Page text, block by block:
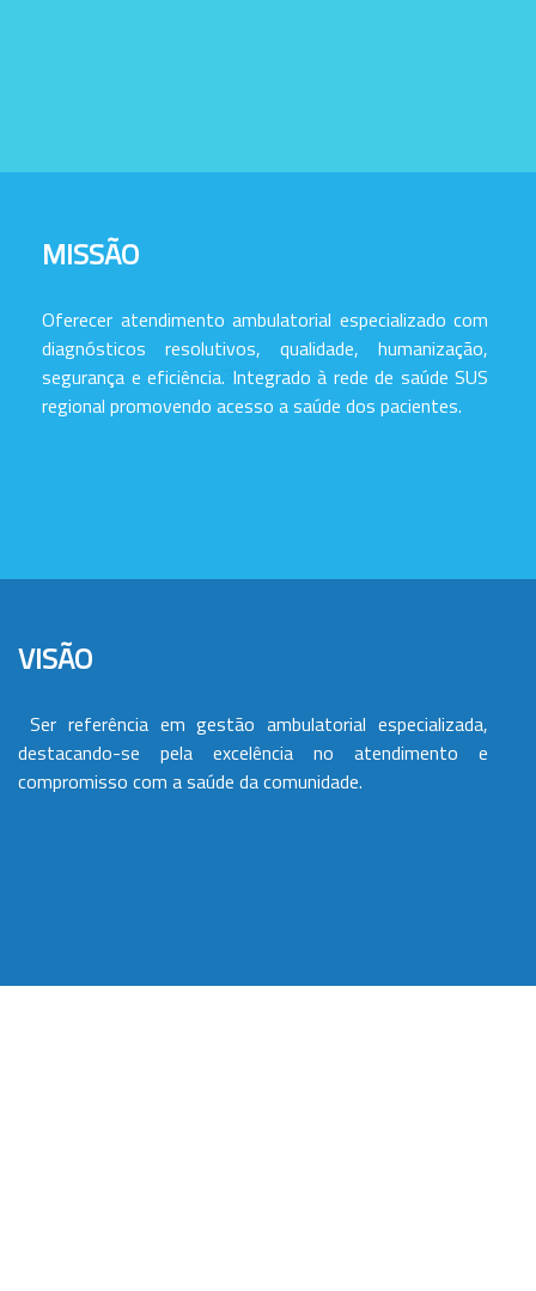
MISSÃO
Oferecer atendimento ambulatorial especializado com
diagnósticos resolutivos, qualidade, humanização,
segurança e eficiência. Integrado à rede de saúde SUS
regional promovendo acesso a saúde dos pacientes.
VISÃO
Ser referência em gestão ambulatorial especializada,
destacando-se pela excelência no atendimento e
compromisso com a saúde da comunidade.